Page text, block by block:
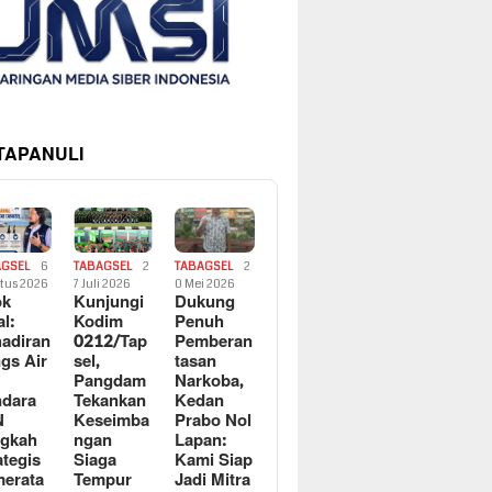
6
2026
Air
TABAGSEL
2
7 Juli 2026
Kunjungi
Kodim
0212/Tap
sel,
Pangdam
Tekankan
Keseimba
ngan
Siaga
Tempur
TABAGSEL
2
0 Mei 2026
Dukung
Penuh
Pemberan
tasan
Narkoba,
Kedan
Prabo Nol
Lapan:
Kami Siap
Jadi Mitra